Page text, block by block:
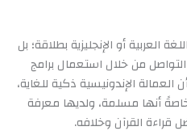
العربية أو الإنجليزية بطلاقة؛ بل
من خلال استعمال برامج
العمالة الإندونيسية ذكية للغاية،
خاصةً أنها مسلمة، ولديها معرفة
قراءة القرآن وخلافه.